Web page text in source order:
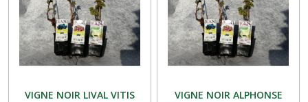
VIGNE NOIR LIVAL VITIS
VIGNE NOIR ALPHONSE